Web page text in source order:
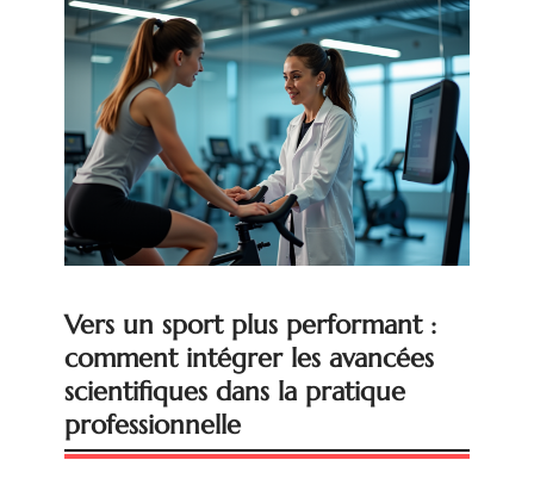
Vers un sport plus performant :
comment intégrer les avancées
scientifiques dans la pratique
professionnelle